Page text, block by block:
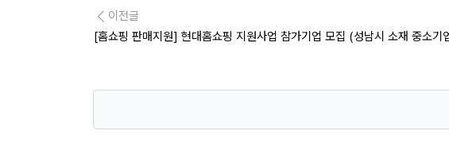
이전글
[홈쇼핑 판매지원] 현대홈쇼핑 지원사업 참가기업 모집 (성남시 소재 중소기